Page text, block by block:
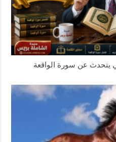
يتحدث عن سورة الواقعة